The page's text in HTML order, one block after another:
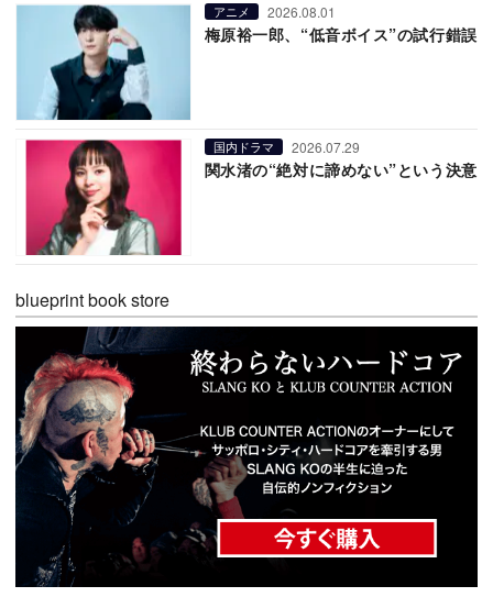
アニメ 2026.08.01
梅原裕一郎、“低音ボイス”の試行錯誤
国内ドラマ 2026.07.29
関水渚の“絶対に諦めない”という決意
blueprint book store